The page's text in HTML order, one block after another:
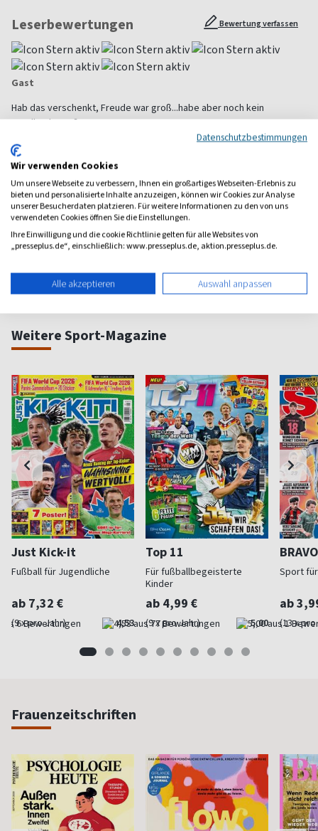
Leserbewertungen Bewertung verfassen
Gast
Hab das verschenkt, Freude war groß...habe aber noch kein
Feedback. Gruß
Alle Leserbewertungen anzeigen
1 Jahr Freude schenken!
Bei einer Auswahl von über 1.800 Magazinen finden Sie das
richtige Geschenk für jeden.
Weitere Sport-Magazine
Just Kick-it
Fußball für Jugendliche
ab 7,32 €
(9 x pro Jahr) 4,53
Top 11
Für fußballbegeisterte
Kinder
ab 4,99 €
(9 x pro Jahr) 5,00
Sport
ab
(13 x
Frauenzeitschriften
Datenschutzbestimmungen
Wir verwenden Cookies
Um unsere Webseite zu verbessern, Ihnen ein großartiges Webseiten-Erlebnis zu
bieten und personalisierte Inhalte anzuzeigen, können wir Cookies zur Analyse
unserer Besucherdaten platzieren. Für weitere Informationen zu den von uns
verwendeten Cookies öffnen Sie die Einstellungen.
Ihre Einwilligung und die cookie Richtlinie gelten für alle Websites von
„presseplus.de“, einschließlich: www.presseplus.de, aktion.presseplus.de.
Alle akzeptieren Auswahl anpassen